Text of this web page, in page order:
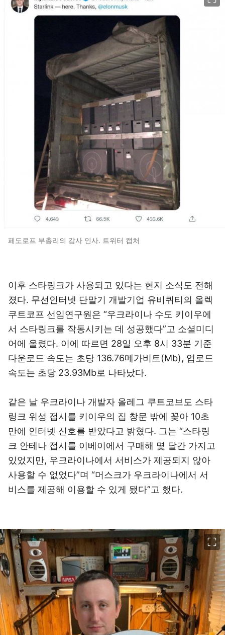
페도로프 부총리의 감사 인사. 트위터 캡처
이후 스타링크가 사용되고 있다는 현지 소식도 전해
졌다. 무선인터넷 단말기 개발기업 유비퀴티의 올렉
쿠트코프 선임연구원은 “우크라이나 수도 키이우에
서 스타링크를 작동시키는 데 성공했다”고 소셜미디
어에 올렸다. 이에 따르면 28일 오후 8시 33분 기준
다운로드 속도는 초당 136.76메가비트(Mb), 업로드
속도는 초당 23.93Mb로 나타났다.
같은 날 우크라이나 개발자 올레그 쿠트코브도 스타
링크 위성 접시를 키이우의 집 창문 밖에 꽂아 10초
만에 인터넷 신호를 받았다고 밝혔다. 그는 “스타링
크 안테나 접시를 이베이에서 구매해 몇 달간 가지고
있었지만, 우크라이나에서 서비스가 제공되지 않아
사용할 수 없었다”며 “머스크가 우크라이나에서 서
비스를 제공해 이용할 수 있게 됐다”고 했다.